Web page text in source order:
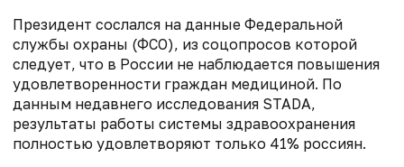
Президент сослался на данные Федеральной
службы охраны (ФСО), из соцопросов которой
следует, что в России не наблюдается повышения
удовлетворенности граждан медициной. По
данным недавнего исследования STADA,
результаты работы системы здравоохранения
полностью удовлетворяют только 41% россиян.